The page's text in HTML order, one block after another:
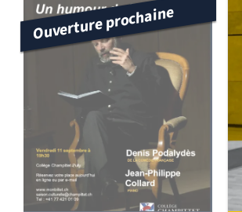
Ouverture prochaine